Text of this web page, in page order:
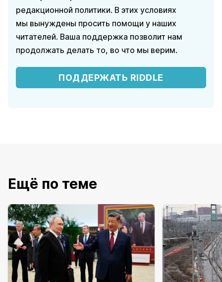
редакционной политики. В этих условиях
мы вынуждены просить помощи у наших
читателей. Ваша поддержка позволит нам
продолжать делать то, во что мы верим.
ПОДДЕРЖАТЬ RIDDLE
Ещё по теме